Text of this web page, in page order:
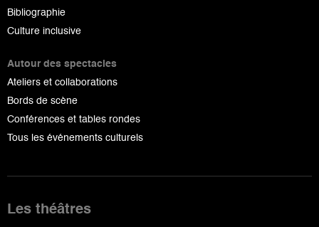
Bibliographie
Culture inclusive
Autour des spectacles
Ateliers et collaborations
Bords de scène
Conférences et tables rondes
Tous les événements culturels
Les théâtres